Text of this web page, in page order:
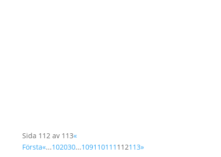
Sida 112 av 113«
Första«...102030...109110111 112113»